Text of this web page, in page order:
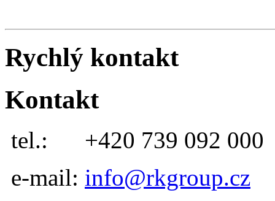
Rychlý kontakt
Kontakt
tel.: +420 739 092 000
e-mail: info@rkgroup.cz